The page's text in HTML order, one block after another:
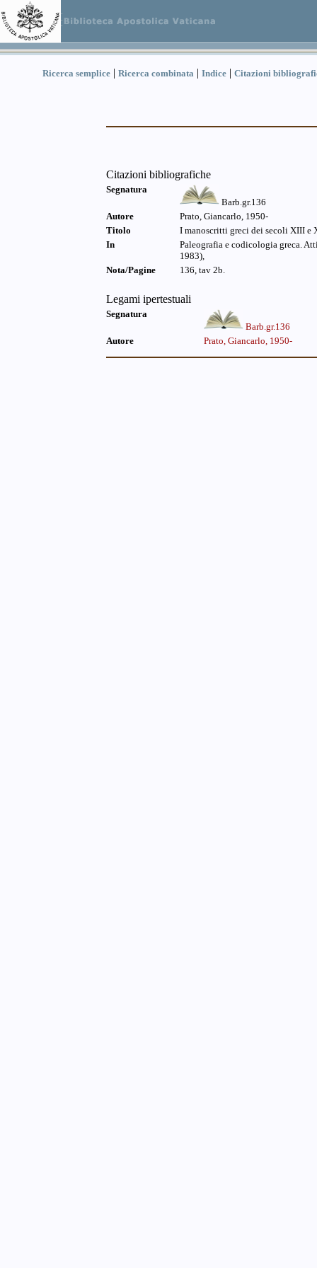
Ricerca semplice | Ricerca combinata | Indice | Citazioni
Citazioni bibliografiche
Segnatura
Barb.gr.136
Autore
Prato, Giancarlo, 1950-
Titolo
I manoscritti greci dei secoli XIII e
In
Paleografia e codicologia greca.
1983),
Nota/Pagine
136, tav 2b.
Legami ipertestuali
Segnatura
Barb.gr.136
Autore
Prato, Giancarlo, 1950-